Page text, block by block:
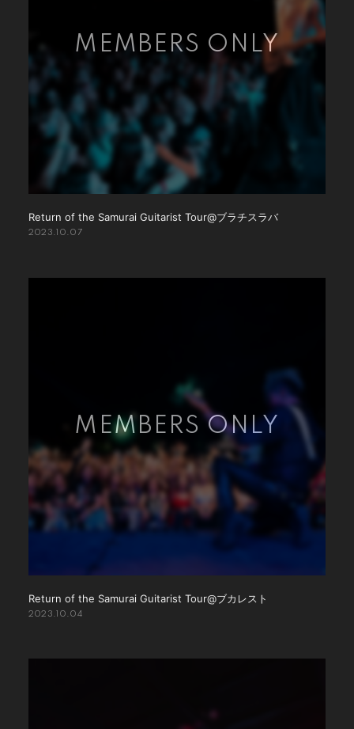
Return of the Samurai Guitarist Tour@ブラチスラバ
2023.10.07
Return of the Samurai Guitarist Tour@ブカレスト
2023.10.04